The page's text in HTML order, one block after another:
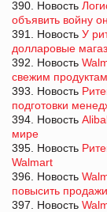
390. Новость
объявить войну
391. Новость У
долларовые
392. Новость
свежим продуктам
393. Новость
подготовки
394. Новость
мире
395. Новость
Walmart
396. Новость
повысить
397. Новость